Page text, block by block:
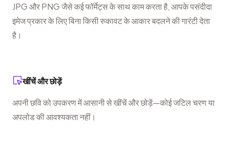
JPG और PNG जैसे कई फॉर्मेट्स के साथ काम करता है, आपके पसंदीदा
इमेज प्रकार के लिए बिना किसी रुकावट के आकार बदलने की गारंटी देता
है।
खींचें और छोड़ें
अपनी छवि को उपकरण में आसानी से खींचें और छोड़ें—कोई जटिल चरण या
अपलोड की आवश्यकता नहीं।